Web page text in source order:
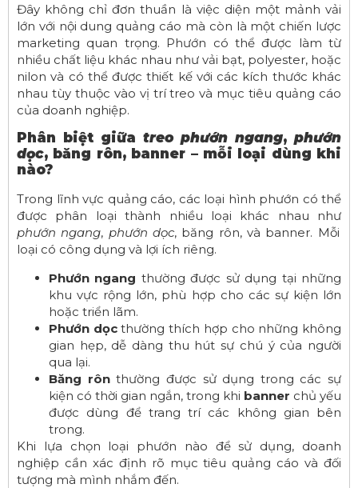
Đây không chỉ đơn thuần là việc diện một mảnh vải
lớn với nội dung quảng cáo mà còn là một chiến lược
marketing quan trọng. Phướn có thể được làm từ
nhiều chất liệu khác nhau như vải bạt, polyester, hoặc
nilon và có thể được thiết kế với các kích thước khác
nhau tùy thuộc vào vị trí treo và mục tiêu quảng cáo
của doanh nghiệp.
Phân biệt giữa treo phướn ngang, phướn
dọc, băng rôn, banner – mỗi loại dùng khi
nào?
Trong lĩnh vực quảng cáo, các loại hình phướn có thể
được phân loại thành nhiều loại khác nhau như
phướn ngang, phướn dọc, băng rôn, và banner. Mỗi
loại có công dụng và lợi ích riêng.
Phướn ngang thường được sử dụng tại những
khu vực rộng lớn, phù hợp cho các sự kiện lớn
hoặc triển lãm.
Phướn dọcthường thích hợp cho những không
gian hẹp, dễ dàng thu hút sự chú ý của người
qua lại.
Băng rônthường được sử dụng trong các sự
kiện có thời gian ngắn, trong khi banner chủ yếu
được dùng để trang trí các không gian bên
trong.
Khi lựa chọn loại phướn nào để sử dụng, doanh
nghiệp cần xác định rõ mục tiêu quảng cáo và đối
tượng mà mình nhắm đến.